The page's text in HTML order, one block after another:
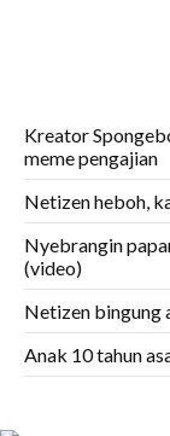
Kreator
meme pengajian
Netizen heboh,
Nyebrangin
(video)
Netizen bingung
Anak 10 tahun